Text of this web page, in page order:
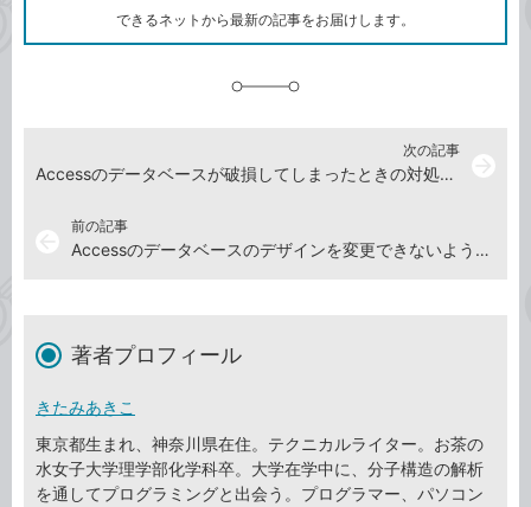
ク
できるネットから最新の記事をお届けします。
前の記事
Accessのデータベースのデザインを変更できないようにする方法
次の記事
Accessのデータベースが破損してしまったときの対処方法
著者プロフィール
きたみあきこ
東京都生まれ、神奈川県在住。テクニカルライター。お茶の
水女子大学理学部化学科卒。大学在学中に、分子構造の解析
を通してプログラミングと出会う。プログラマー、パソコン